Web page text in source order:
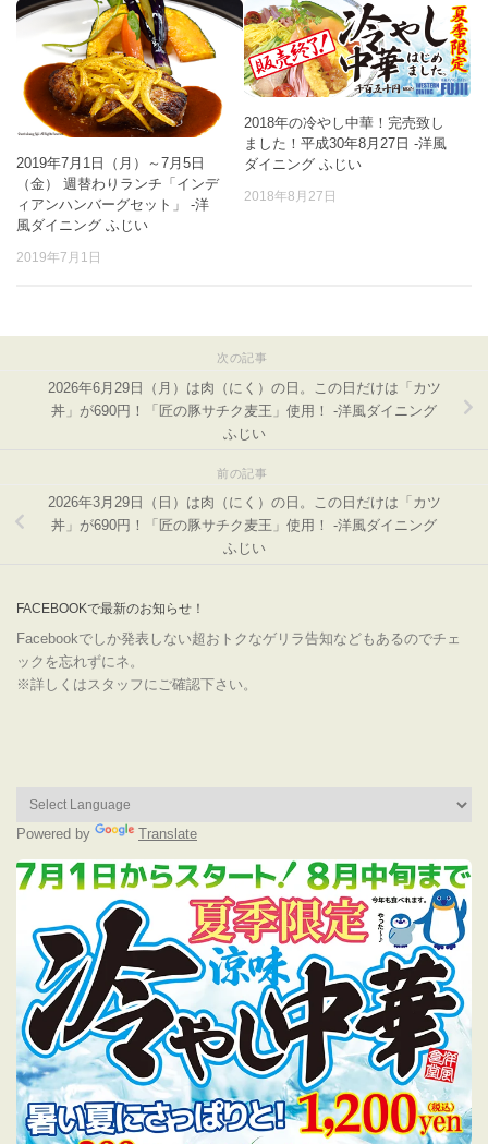
2019年7月1日（月）～7月5日
（金） 週替わりランチ「インデ
ィアンハンバーグセット」 -洋
風ダイニング ふじい
2019年7月1日
2018年の冷やし中華！完売致し
ました！平成30年8月27日 -洋風
ダイニング ふじい
2018年8月27日
次の記事
2026年6月29日（月）は肉（にく）の日。この日だけは「カツ
丼」が690円！「匠の豚サチク麦王」使用！ -洋風ダイニング
ふじい
前の記事
2026年3月29日（日）は肉（にく）の日。この日だけは「カツ
丼」が690円！「匠の豚サチク麦王」使用！ -洋風ダイニング
ふじい
FACEBOOKで最新のお知らせ！
Facebookでしか発表しない超おトクなゲリラ告知などもあるのでチェ
ックを忘れずにネ。
※詳しくはスタッフにご確認下さい。
Powered by Translate